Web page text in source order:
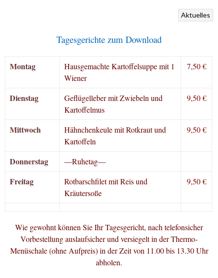
Aktuelles
Tagesgerichte zum Download
Montag
Hausgemachte Kartoffelsuppe mit 1
Wiener
7,50 €
Dienstag
Geflügelleber mit Zwiebeln und
Kartoffelmus
9,50 €
Mittwoch
Hähnchenkeule mit Rotkraut und
Kartoffeln
9,50 €
Donnerstag —Ruhetag—
Freitag
Rotbarschfilet mit Reis und
Kräutersoße
9,50 €
Wie gewohnt können Sie Ihr Tagesgericht, nach telefonsicher
Vorbestellung auslaufsicher und versiegelt in der Thermo-
Menüschale (ohne Aufpreis) in der Zeit von 11.00 bis 13.30 Uhr
abholen.